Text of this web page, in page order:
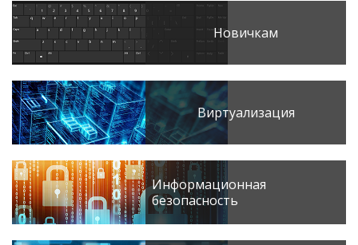
Новичкам
Виртуализация
Информационная
безопасность